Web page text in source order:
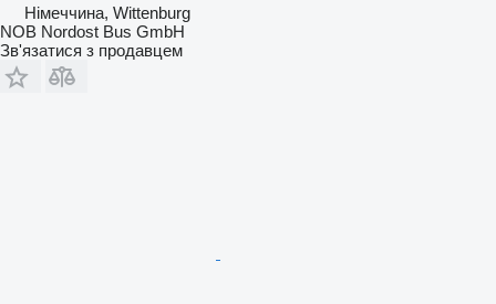
Німеччина, Wittenburg
NOB Nordost Bus GmbH
Зв'язатися з продавцем